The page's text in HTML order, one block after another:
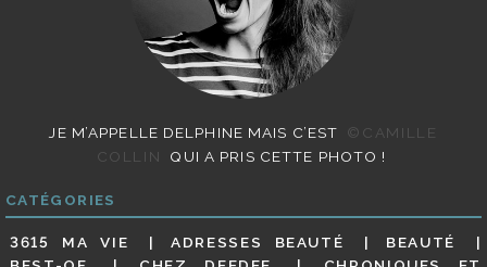
JE M’APPELLE DELPHINE MAIS C’EST
©CAMILLE
COLLIN
QUI A PRIS CETTE PHOTO !
CATÉGORIES
3615 MA VIE ADRESSES BEAUTÉ
BEAUTÉ